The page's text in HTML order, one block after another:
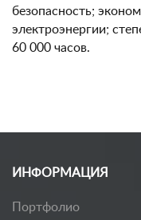
безопасность;
электроэнергии;
60 000 часов.
ИНФОРМАЦИЯ
Портфолио